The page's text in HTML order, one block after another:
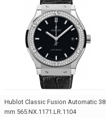
Hublot Classic Fusion Automatic 38
mm 565.NX.1171.LR.1104